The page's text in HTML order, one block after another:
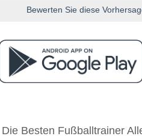
Bewerten Sie diese
Das Spiel zwischen Eintracht
Die Besten Fußballtrainer